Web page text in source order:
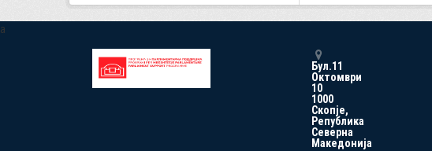
a
Бул.11
Октомври
10
1000
Скопје,
Република
Северна
Македонија